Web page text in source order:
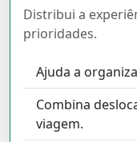
Distribui a
prioridades.
Ajuda a
Combina
viagem.